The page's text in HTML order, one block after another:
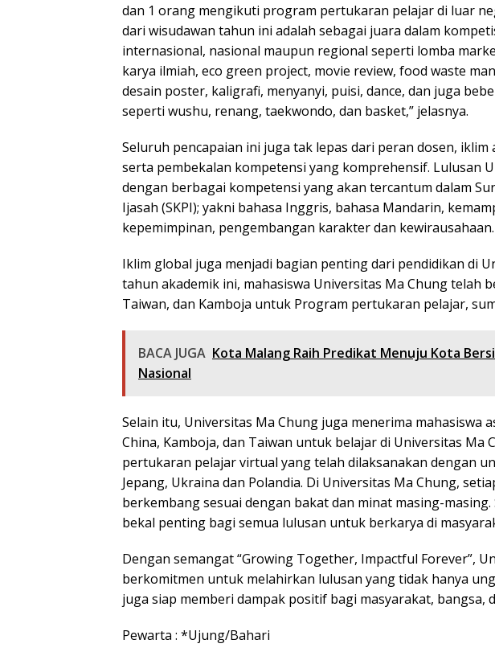
dan 1 orang mengikuti program pertukaran pelajar di luar
dari wisudawan tahun ini adalah sebagai juara dalam
internasional, nasional maupun regional seperti lomba
karya ilmiah, eco green project, movie review, food waste
desain poster, kaligrafi, menyanyi, puisi, dance, dan juga
seperti wushu, renang, taekwondo, dan basket,” jelasnya.
Seluruh pencapaian ini juga tak lepas dari peran dosen, iklim
serta pembekalan kompetensi yang komprehensif. Lulusan
dengan berbagai kompetensi yang akan tercantum dalam
Ijasah (SKPI); yakni bahasa Inggris, bahasa Mandarin,
kepemimpinan, pengembangan karakter dan kewirausahaan.
Iklim global juga menjadi bagian penting dari pendidikan di
tahun akademik ini, mahasiswa Universitas Ma Chung telah
Taiwan, dan Kamboja untuk Program pertukaran pelajar,
BACA JUGA Kota Malang Raih Predikat Menuju Kota
Nasional
Selain itu, Universitas Ma Chung juga menerima mahasiswa
China, Kamboja, dan Taiwan untuk belajar di Universitas Ma
pertukaran pelajar virtual yang telah dilaksanakan dengan
Jepang, Ukraina dan Polandia. Di Universitas Ma Chung,
berkembang sesuai dengan bakat dan minat masing-
bekal penting bagi semua lulusan untuk berkarya di
Dengan semangat “Growing Together, Impactful Forever”,
berkomitmen untuk melahirkan lulusan yang tidak hanya
juga siap memberi dampak positif bagi masyarakat, bangsa,
Pewarta : *Ujung/Bahari